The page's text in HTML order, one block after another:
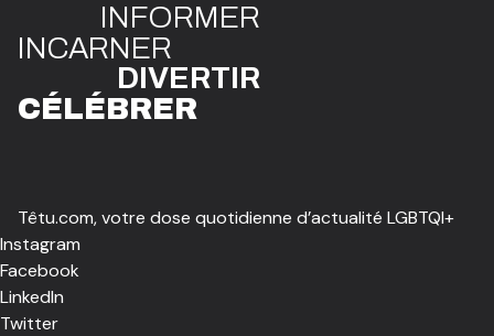
INFORMER
INCARNER
DIVERTIR
CÉLÉBRER
Têtu.com, votre dose quotidienne d’actualité LGBTQI+
Instagram
Facebook
LinkedIn
Twitter